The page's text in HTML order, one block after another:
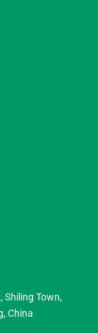
Shiling Town,
China